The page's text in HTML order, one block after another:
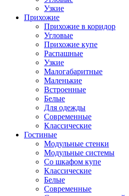
Узкие
Прихожие
Прихожие в коридор
Угловые
Прихожие купе
Распашные
Узкие
Малогабаритные
Маленькие
Встроенные
Белые
Для одежды
Современные
Классические
Гостиные
Модульные стенки
Модульные системы
Со шкафом купе
Классические
Белые
Современные